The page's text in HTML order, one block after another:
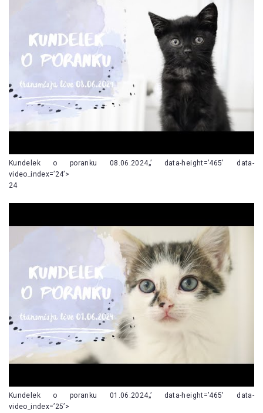
Kundelek o poranku 08.06.2024„’ data-height=’465′ data-
video_index=’24’>
24
Kundelek o poranku 01.06.2024„’ data-height=’465′ data-
video_index=’25’>